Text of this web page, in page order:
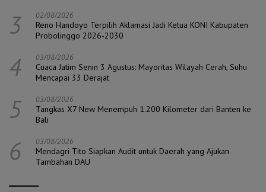
3 02/08/2026
Reno Handoyo Terpilih Aklamasi Jadi Ketua KONI Kabupaten
Probolinggo 2026-2030
4 03/08/2026
Cuaca Jatim Senin 3 Agustus: Mayoritas Wilayah Cerah, Suhu
Mencapai 33 Derajat
5 03/08/2026
Tangkas X7 New Menempuh 1.200 Kilometer dari Banten ke
Bali
6 03/08/2026
Mendagri Tito Siapkan Audit untuk Daerah yang Ajukan
Tambahan DAU